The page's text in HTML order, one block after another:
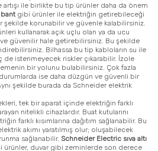
artışı ile birlikte bu tip ürünler daha da önem
gibi ürünler ile elektriğin getirebileceği
şekilde korunabilir ve güvenle kalabilirsiniz.
kullanarak açık uçlu olan ya da ucu
güvenilir hale getirebilirsiniz. Bu şekilde
Bilhassa bu tip kabloların su ile
de istenmeyecek riskler çıkarabilir. İzole
bir yolunu bulabilirsiniz. Çok fazla
ise daha düzgün ve güvenli bir
şekilde burada da Schneider elektrik
tek bir aparat içinde elektriğin farklı
nitelikli cihazlardır. Buat kutularını
farklı kısımlarına dağıtım sağlanabilir. Bu
akımı yaratılmış olur; oluşabilecek
sağlanabilir. Schneider Electric sıva altı
ürünler, duvar gibi zeminlerde son derece